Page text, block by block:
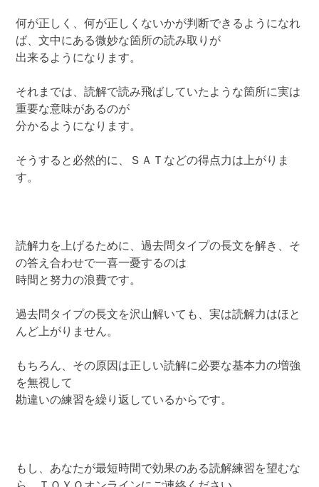
何が正しく、何が正しくないかが判断できるようになれ
ば、文中にある微妙な箇所の読み取りが
出来るようになります。
それまでは、読解で読み飛ばしていたような箇所に実は
重要な意味があるのが
分かるようになります。
そうすると必然的に、ＳＡＴなどの得点力は上がりま
す。
読解力を上げるために、過去問タイプの長文を解き、そ
の答え合わせで一喜一憂するのは
時間と努力の浪費です。
過去問タイプの長文を沢山解いても、実は読解力はほと
んど上がりません。
もちろん、その原因は正しい読解に必要な基本力の増強
を無視して
勘違いの練習を繰り返しているからです。
もし、あなたが最短時間で効果のある読解練習を望むな